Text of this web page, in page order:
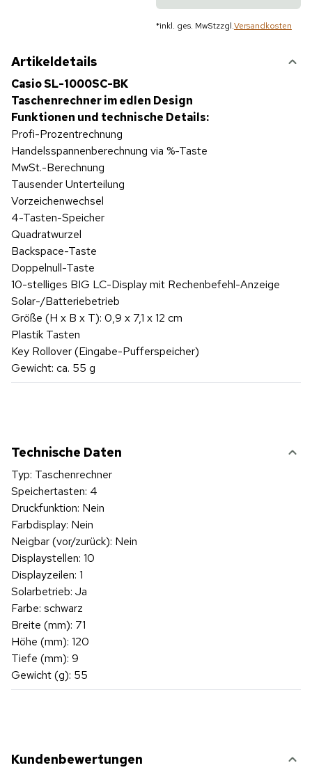
*inkl. ges. MwStzzgl.Versandkosten
Artikeldetails
Casio SL-1000SC-BK
Taschenrechner im edlen Design
Funktionen und technische Details:
Profi-Prozentrechnung
Handelsspannenberechnung via %-Taste
MwSt.-Berechnung
Tausender Unterteilung
Vorzeichenwechsel
4-Tasten-Speicher
Quadratwurzel
Backspace-Taste
Doppelnull-Taste
10-stelliges BIG LC-Display mit Rechenbefehl-Anzeige
Solar-/Batteriebetrieb
Größe (H x B x T): 0,9 x 7,1 x 12 cm
Plastik Tasten
Key Rollover (Eingabe-Pufferspeicher)
Gewicht: ca. 55 g
Technische Daten
Typ: Taschenrechner
Speichertasten: 4
Druckfunktion: Nein
Farbdisplay: Nein
Neigbar (vor/zurück): Nein
Displaystellen: 10
Displayzeilen: 1
Solarbetrieb: Ja
Farbe: schwarz
Breite (mm): 71
Höhe (mm): 120
Tiefe (mm): 9
Gewicht (g): 55
Kundenbewertungen